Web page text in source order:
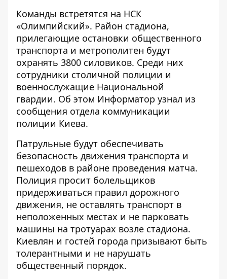
Команды встретятся на НСК
«Олимпийский». Район стадиона,
прилегающие остановки общественного
транспорта и метрополитен будут
охранять 3800 силовиков. Среди них
сотрудники столичной полиции и
военнослужащие Национальной
гвардии. Об этом Информатор узнал из
сообщения отдела коммуникации
полиции Киева.
Патрульные будут обеспечивать
безопасность движения транспорта и
пешеходов в районе проведения матча.
Полиция просит болельщиков
придерживаться правил дорожного
движения, не оставлять транспорт в
неположенных местах и не парковать
машины на тротуарах возле стадиона.
Киевлян и гостей города призывают быть
толерантными и не нарушать
общественный порядок.